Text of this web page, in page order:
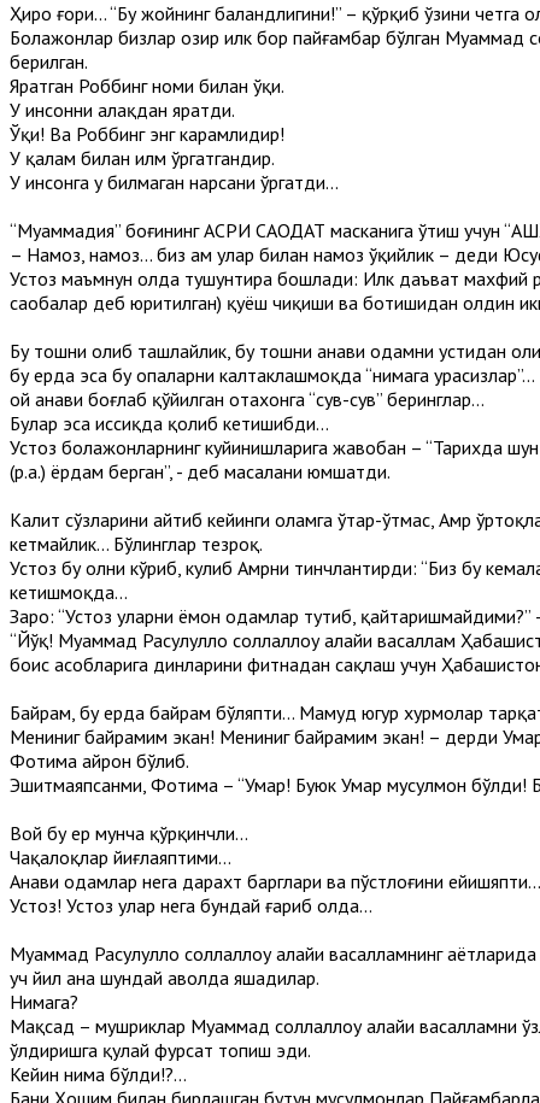
Ҳиро ғори... “Бу жойнинг баландлигини!” – қўрқиб ўзини четга
Болажонлар бизлар ҳозир илк бор пайғамбар бўлган Муҳаммад
берилган.
Яратган Роббинг номи билан ўқи.
У инсонни алақдан яратди.
Ўқи! Ва Роббинг энг карамлидир!
У қалам билан илм ўргатгандир.
У инсонга у билмаган нарсани ўргатди...
“Муҳаммадия” боғининг АСРИ САОДАТ масканига ўтиш
– Намоз, намоз... биз ҳам улар билан намоз ўқийлик – деди
Устоз маъмнун ҳолда тушунтира бошлади: Илк даъват махфий
саҳобалар деб юритилган) қуёш чиқиши ва ботишидан олдин
Бу тошни олиб ташлайлик, бу тошни анави одамни устидан
бу ерда эса бу опаларни калтаклашмоқда “нимага урасизлар”...
ҳой анави боғлаб қўйилган отахонга “сув-сув” беринглар...
Булар эса иссиқда қолиб кетишибди...
Устоз болажонларнинг куйинишларига жавобан – “Тарихда
(р.а.) ёрдам берган”, - деб масалани юмшатди.
Калит сўзларини айтиб кейинги оламга ўтар-ўтмас, Амр
кетмайлик... Бўлинглар тезроқ.
Устоз бу ҳолни кўриб, кулиб Амрни тинчлантирди: “Биз бу
кетишмоқда...
Заҳро: “Устоз уларни ёмон одамлар тутиб,
“Йўқ! Муҳаммад Расулуллоҳ соллаллоҳу алайҳи васаллам
боис асҳобларига динларини фитнадан сақлаш учун
Байрам, бу ерда байрам бўляпти... Маҳмуд югур хурмолар
Мениниг байрамим экан! Мениниг байрамим экан! – дерди
Фотима ҳайрон бўлиб.
Эшитмаяпсанми, Фотима – “Умар! Буюк Умар мусулмон бўлди!
Вой бу ер мунча қўрқинчли...
Чақалоқлар йиғлаяптими...
Анави одамлар нега дарахт барглари ва пўстлоғини
Устоз! Устоз улар нега бундай ғариб ҳолда...
Муҳаммад Расулуллоҳ соллаллоҳу алайҳи васалламнинг
уч йил ана шундай аҳволда яшадилар.
Нимага?
Мақсад – мушриклар Муҳаммад соллаллоҳу алайҳи васалламни
ўлдиришга қулай фурсат топиш эди.
Кейин нима бўлди!?...
Бани Ҳошим билан бирлашган бутун мусулмонлар